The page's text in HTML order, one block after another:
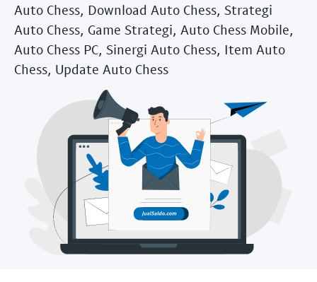
Auto Chess, Download Auto Chess, Strategi
Auto Chess, Game Strategi, Auto Chess Mobile,
Auto Chess PC, Sinergi Auto Chess, Item Auto
Chess, Update Auto Chess